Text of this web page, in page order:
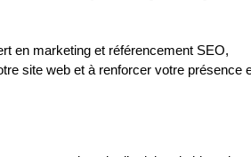
en marketing et référencement SEO,
site web et à renforcer votre présence